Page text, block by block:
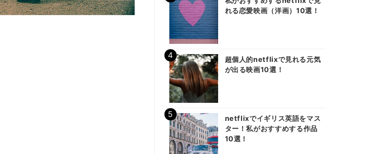
れる恋愛映画（洋画）10選！
超個人的netflixで見れる元気
が出る映画10選！
netflixでイギリス英語をマス
ター！私がおすすめする作品
10選！